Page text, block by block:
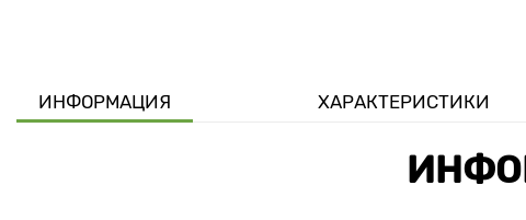
ИНФОРМАЦИЯ ХАРАКТЕРИСТИКИ